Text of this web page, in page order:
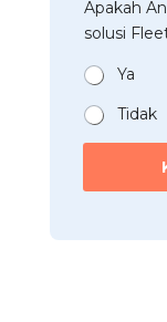
h
a
s
A
p
p
n
*
r
i
a
t
n
Apakah
solusi
Ya
Tidak